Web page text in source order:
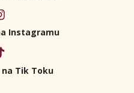
Instagramu
Tik Toku